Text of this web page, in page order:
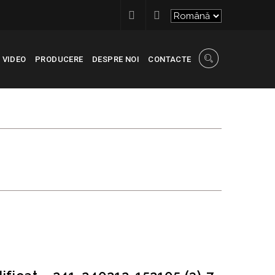
VIDEO PRODUCERE DESPRE NOI CONTACTE